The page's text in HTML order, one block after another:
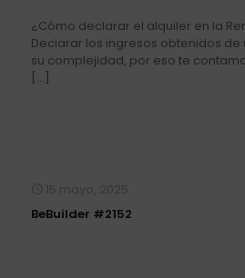
¿Cómo declarar el alquiler en la
Declarar los ingresos obtenidos
su complejidad, por eso te
[…]
15 mayo, 2025
BeBuilder #2152